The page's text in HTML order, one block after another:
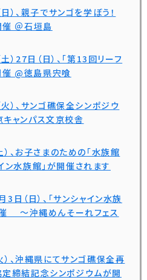
）、親子でサンゴを学ぼう！
催 ＠石垣島
）27日（日）、「第13回リーフ
催 @徳島県宍喰
）、サンゴ礁保全シンポジウ
ャンパス文京校舎
、お子さまのための「水族館
ン水族館」が開催されます
3日（日）、「サンシャイン水族
〜沖縄めんそーれフェス
、沖縄県にてサンゴ礁保全再
定締結記念シンポジウムが開